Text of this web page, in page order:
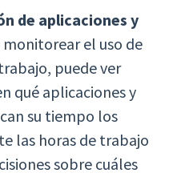
de aplicaciones y
monitorear el uso de
puede ver
qué aplicaciones y
su tiempo los
las horas de trabajo
sobre cuáles